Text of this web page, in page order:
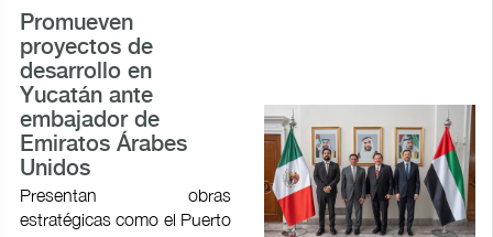
Promueven
proyectos de
desarrollo en
Yucatán ante
embajador de
Emiratos Árabes
Unidos
Presentan obras
estratégicas como el Puerto